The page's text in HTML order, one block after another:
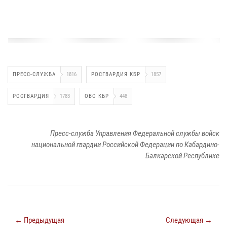
ПРЕСС-СЛУЖБА 1816 РОСГВАРДИЯ КБР 1857
РОСГВАРДИЯ 1783 ОВО КБР 448
Пресс-служба Управления Федеральной службы войск
национальной гвардии Российской Федерации по Кабардино-
Балкарской Республике
← Предыдущая Следующая →